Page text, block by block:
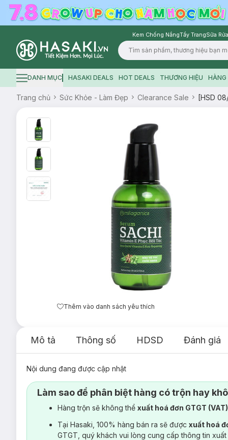
Kem Chống NắngTẩy TrangSữa
Logo
Hamburger icon
DANH MỤC HASAKI DEALS HOT DEALS THƯƠNG HIỆU HÀNG
Trang chủ Sức Khỏe - Làm Đẹp Clearance Sale [HSD
Thêm vào danh sách yêu thích
Mô tả Thông số HDSD Đánh giá
Nội dung đang được cập nhật
Làm sao để phân biệt hàng có trộn hay
Hàng trộn sẽ không thể xuất hoá đơn GTGT
Tại Hasaki, 100% hàng bán ra sẽ được xuất hoá
GTGT, quý khách vui lòng cung cấp thông tin